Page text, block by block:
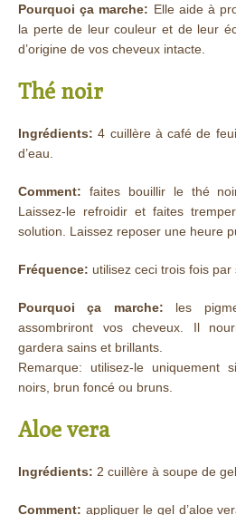
Pourquoi ça marche: Elle aide à
la perte de leur couleur et de leur
d’origine de vos cheveux intacte.
Thé noir
Ingrédients: 4 cuillère à café de
d’eau.
Comment: faites bouillir le thé
Laissez-le refroidir et faites
solution. Laissez reposer une heure
Fréquence: utilisez ceci trois fois par
Pourquoi ça marche: les
assombriront vos cheveux. Il
gardera sains et brillants.
Remarque: utilisez-le uniquement
noirs, brun foncé ou bruns.
Aloe vera
Ingrédients: 2 cuillère à soupe de gel
Comment: appliquer le gel d’aloe